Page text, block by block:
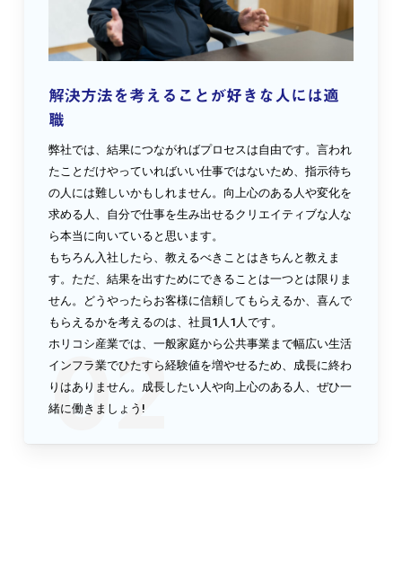
02
解決方法を考えることが好きな人には適
職
弊社では、結果につながればプロセスは自由です。言われ
たことだけやっていればいい仕事ではないため、指示待ち
の人には難しいかもしれません。向上心のある人や変化を
求める人、自分で仕事を生み出せるクリエイティブな人な
ら本当に向いていると思います。
もちろん入社したら、教えるべきことはきちんと教えま
す。ただ、結果を出すためにできることは一つとは限りま
せん。どうやったらお客様に信頼してもらえるか、喜んで
もらえるかを考えるのは、社員1人1人です。
ホリコシ産業では、一般家庭から公共事業まで幅広い生活
インフラ業でひたすら経験値を増やせるため、成長に終わ
りはありません。成長したい人や向上心のある人、ぜひ一
緒に働きましょう!